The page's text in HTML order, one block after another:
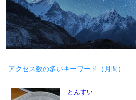
アクセス数の多いキーワード（月間）
とんすい